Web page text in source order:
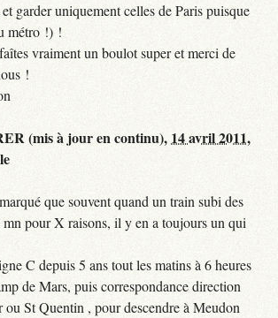
garder uniquement celles de Paris puisque
métro !) !
vraiment un boulot super et merci de
!
(mis à jour en continu), 14 avril 2011,
que souvent quand un train subi des
mn pour X raisons, il y en a toujours un qui
C depuis 5 ans tout les matins à 6 heures
de Mars, puis correspondance direction
ou St Quentin , pour descendre à Meudon